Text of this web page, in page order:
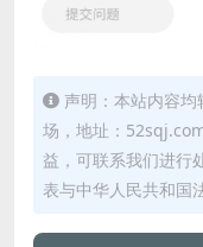
声明：本站内容
场，地址：
益，可联系我们进行
表与中华人民共和国